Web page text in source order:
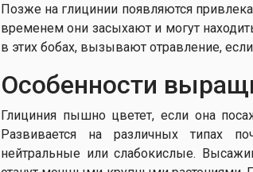
Позже на глицинии появляются
временем они засыхают и могут
в этих бобах, вызывают отравление,
Особенности
Глициния пышно цветет, если она
Развивается на различных типах
нейтральные или слабокислые.